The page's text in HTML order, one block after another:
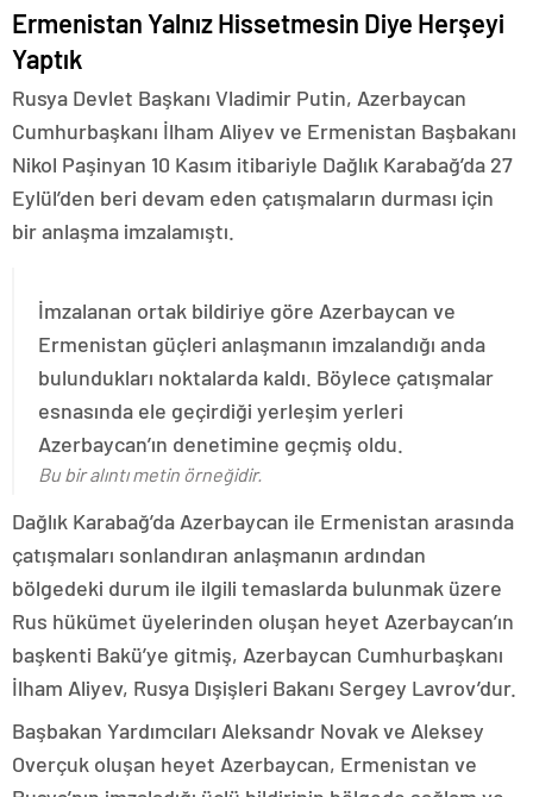
Ermenistan Yalnız Hissetmesin Diye Herşeyi
Yaptık
Rusya Devlet Başkanı Vladimir Putin, Azerbaycan
Cumhurbaşkanı İlham Aliyev ve Ermenistan Başbakanı
Nikol Paşinyan 10 Kasım itibariyle Dağlık Karabağ’da 27
Eylül’den beri devam eden çatışmaların durması için
bir anlaşma imzalamıştı.
İmzalanan ortak bildiriye göre Azerbaycan ve
Ermenistan güçleri anlaşmanın imzalandığı anda
bulundukları noktalarda kaldı. Böylece çatışmalar
esnasında ele geçirdiği yerleşim yerleri
Azerbaycan’ın denetimine geçmiş oldu.
Bu bir alıntı metin örneğidir.
Dağlık Karabağ’da Azerbaycan ile Ermenistan arasında
çatışmaları sonlandıran anlaşmanın ardından
bölgedeki durum ile ilgili temaslarda bulunmak üzere
Rus hükümet üyelerinden oluşan heyet Azerbaycan’ın
başkenti Bakü’ye gitmiş, Azerbaycan Cumhurbaşkanı
İlham Aliyev, Rusya Dışişleri Bakanı Sergey Lavrov’dur.
Başbakan Yardımcıları Aleksandr Novak ve Aleksey
Overçuk oluşan heyet Azerbaycan, Ermenistan ve